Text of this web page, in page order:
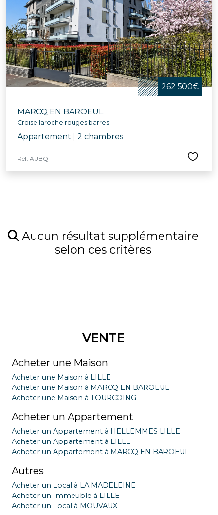
262 500€
MARCQ EN BAROEUL
Croise laroche rouges barres
Appartement 2 chambres
Réf. AUBQ
Aucun résultat supplémentaire
selon ces critères
VENTE
Acheter une Maison
Acheter une Maison à LILLE
Acheter une Maison à MARCQ EN BAROEUL
Acheter une Maison à TOURCOING
Acheter un Appartement
Acheter un Appartement à HELLEMMES LILLE
Acheter un Appartement à LILLE
Acheter un Appartement à MARCQ EN BAROEUL
Autres
Acheter un Local à LA MADELEINE
Acheter un Immeuble à LILLE
Acheter un Local à MOUVAUX